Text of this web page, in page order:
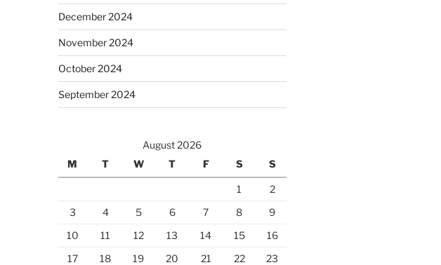
December 2024
November 2024
October 2024
September 2024
August 2026
M
T W T F S S
1
2
3
4 5 6 7 8
9
10
11 12 13 14 15
16
17
18 19 20 21 22
23